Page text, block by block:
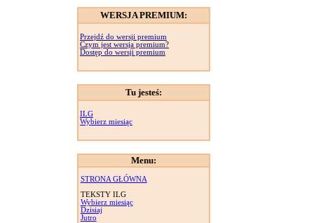
WERSJA PREMIUM:
Przejdź do wersji premium
Czym jest wersja premium?
Dostęp do wersji premium
Tu jesteś:
ILG
Wybierz miesiąc
Menu:
STRONA GŁÓWNA
TEKSTY ILG
Wybierz miesiąc
Dzisiaj
Jutro